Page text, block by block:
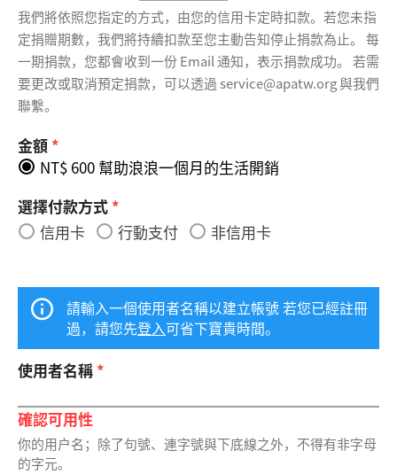
我們將依照您指定的方式，由您的信用卡定時扣款。若您未指
定捐贈期數，我們將持續扣款至您主動告知停止捐款為止。 每
一期捐款，您都會收到一份 Email 通知，表示捐款成功。 若需
要更改或取消預定捐款，可以透過 service@apatw.org 與我們
聯繫。
金額 *
NT$ 600 幫助浪浪一個月的生活開銷
選擇付款方式 *
信用卡
行動支付 非信用卡
請輸入一個使用者名稱以建立帳號 若您已經註冊
過，請您先登入可省下寶貴時間。
使用者名稱 *
確認可用性
你的用戶名；除了句號、連字號與下底線之外，不得有非字母
的字元。